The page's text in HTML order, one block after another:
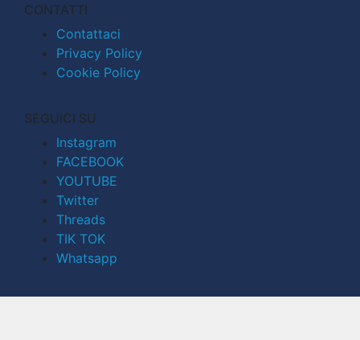
CONTATTI
Contattaci
Privacy Policy
Cookie Policy
SEGUICI SU
Instagram
FACEBOOK
YOUTUBE
Twitter
Threads
TIK TOK
Whatsapp